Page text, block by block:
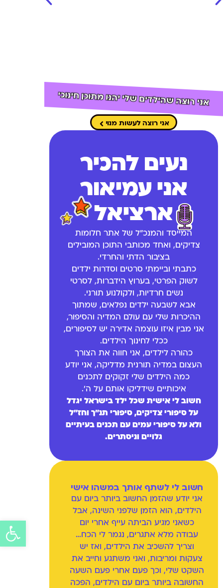
בשבחם
אני רוצה שהילדים שלי יהנו מתוכן חינוכי
אני רוצה לעשות מנוי
נעים להכיר
אני עמיאור
ארציאל
המייסד והמנכ"ל של אתר חלומות
צדיקים, ואחד מכותבי התוכן המובילים
בציבור הדתי והחרדי.
כתבתי וביימתי סרטים וסדרות ילדים
לשוק הפרטי, בערוץ הידברות, לסרטי
נשים חרדיות, ולקולנוע תורני.
אבא לשבעה ילדים נפלאים, שמתוך
ההיכרות שלי עם עולם המדיה והסיפור,
אני מבין איזו עוצמה אדירה יש לסיפורים,
ככלי לחינוך הילדים.
כהורה לילדים, אני חווה את הצורך
העצום במדיה תורנית מדליקה, אני יודע
כמה הילדים שלי זקוקים לתכנים
איכותיים שידליקו אותם על ה'.
חשוב לי אישית שכל ילד בישראל יגדל
על סיפורי צדיקים, סיפורי תנ"ך וחז"ל
ולא על סיפורי עמים עם תכנים בעיתיים
גלויים וניסתרים.
חשוב לי לשתף אותך במשהו אישי
אני יודע שהזמן החשוב ביותר ביום עם
הילדים, הוא הזמן שלפני השינה, אבל
כשאני מגיע הביתה עייף אחרי יום
עבודה מלא אתגרים, נגמר לי הכח…
וצריך להשכיב את הילדים, ואז יש
צעקות ומריבות, ואני משתגע וחייב את
השקט שלי, וכך פעם אחרי פעם השעה
החשובה ביותר ביום עם הילדים, הפכה